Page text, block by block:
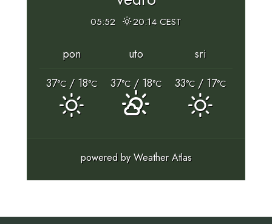
05:52 20:14 CEST
pon uto
sri
37°C / 18°C 37°C / 18°C 33°C / 17°C
powered byWeather Atlas